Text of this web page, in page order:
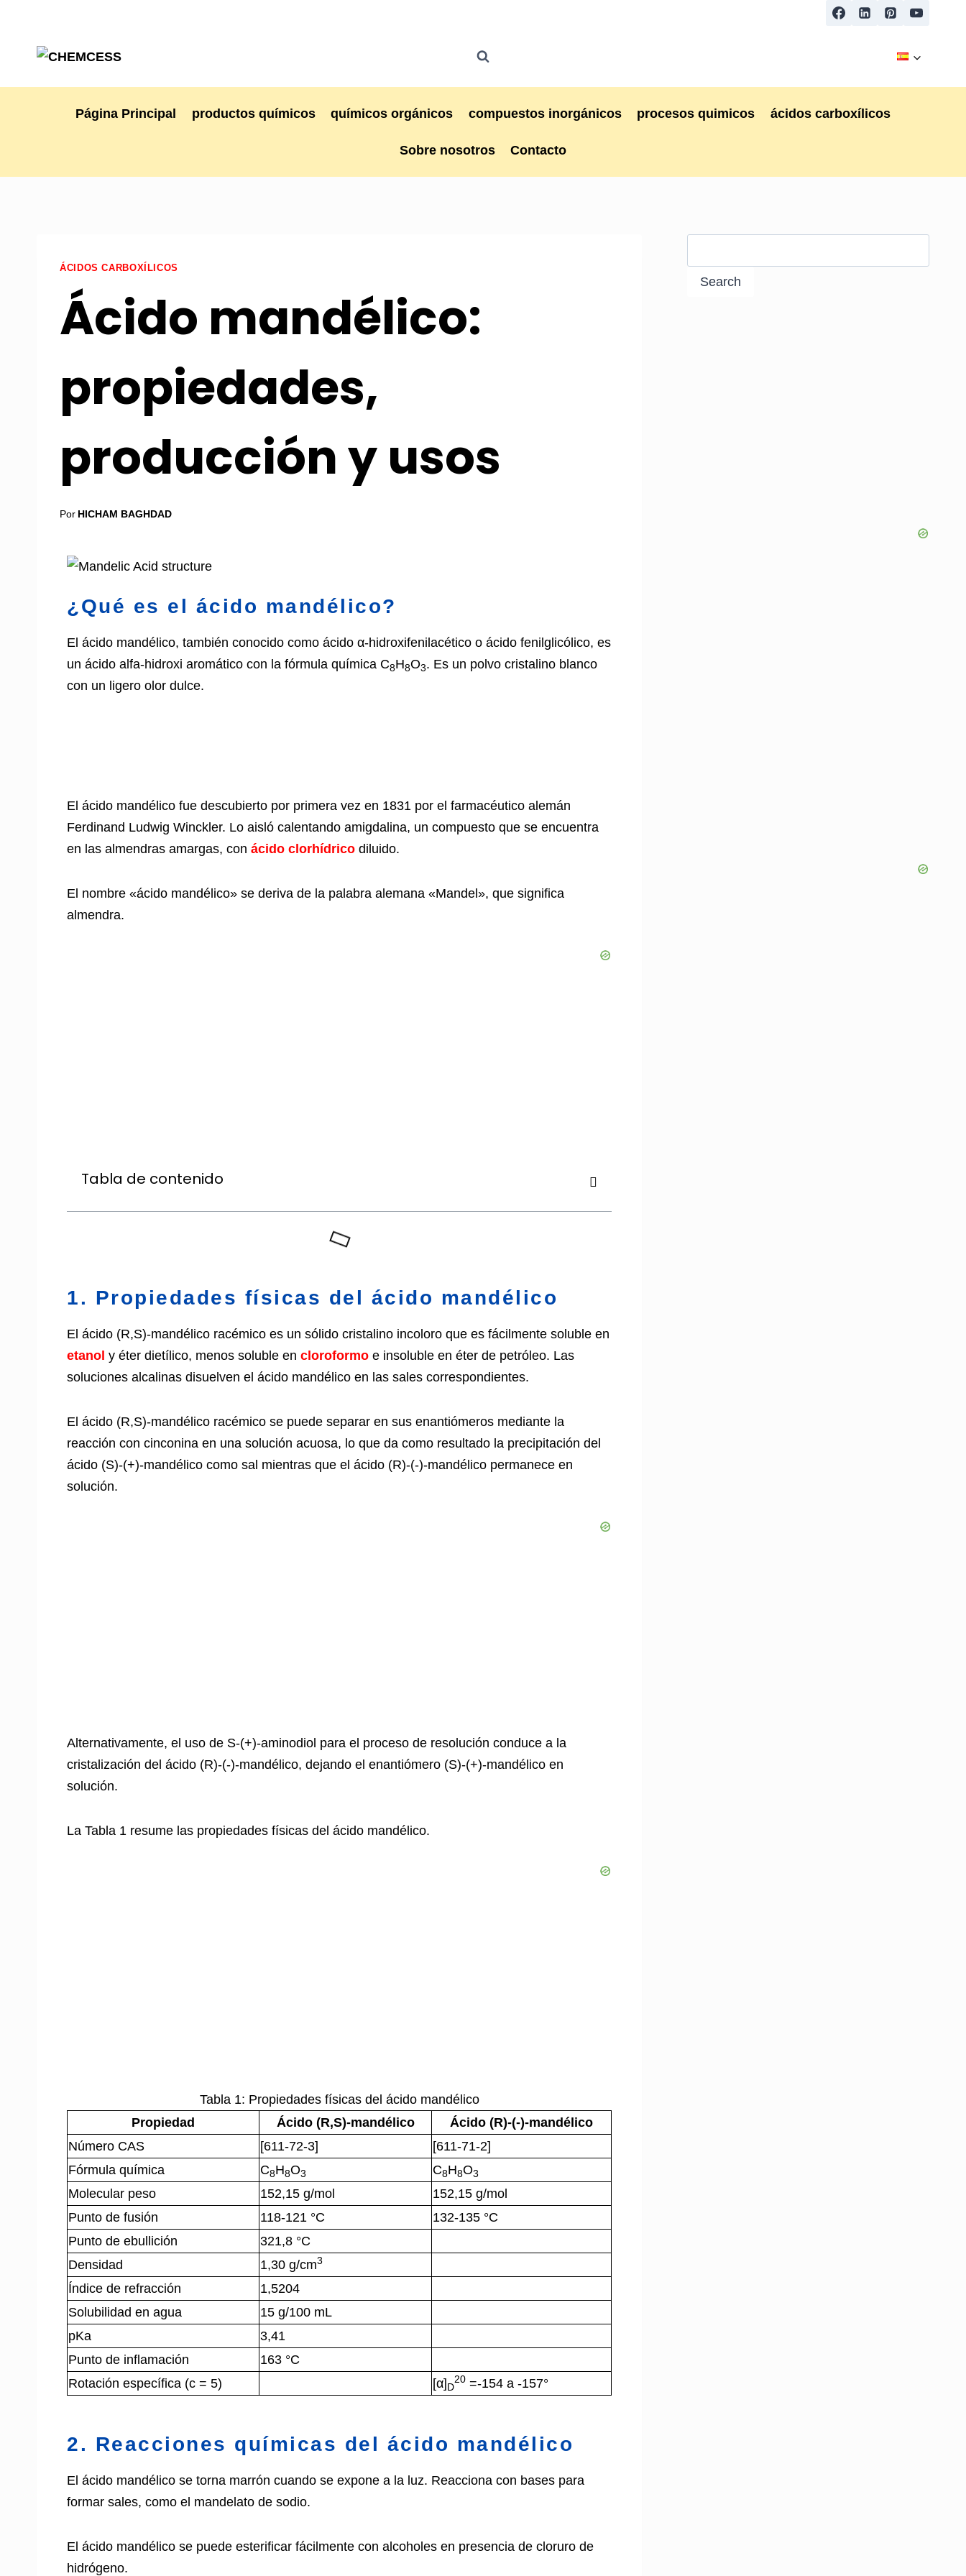
Página Principal productos químicos químicos orgánicos compuestos inorgánicos procesos quimicos ácidos carboxílicos
Sobre nosotros Contacto
ÁCIDOS CARBOXÍLICOS
Ácido mandélico:
propiedades,
producción y usos
Por HICHAM BAGHDAD
¿Qué es el ácido mandélico?
El ácido mandélico, también conocido como ácido α-hidroxifenilacético o ácido fenilglicólico, es
un ácido alfa-hidroxi aromático con la fórmula química C8H8O3. Es un polvo cristalino blanco
con un ligero olor dulce.
El ácido mandélico fue descubierto por primera vez en 1831 por el farmacéutico alemán
Ferdinand Ludwig Winckler. Lo aisló calentando amigdalina, un compuesto que se encuentra
en las almendras amargas, con ácido clorhídrico diluido.
El nombre «ácido mandélico» se deriva de la palabra alemana «Mandel», que significa
almendra.
Tabla de contenido
1. Propiedades físicas del ácido mandélico
El ácido (R,S)-mandélico racémico es un sólido cristalino incoloro que es fácilmente soluble en
etanol y éter dietílico, menos soluble en cloroformo e insoluble en éter de petróleo. Las
soluciones alcalinas disuelven el ácido mandélico en las sales correspondientes.
El ácido (R,S)-mandélico racémico se puede separar en sus enantiómeros mediante la
reacción con cinconina en una solución acuosa, lo que da como resultado la precipitación del
ácido (S)-(+)-mandélico como sal mientras que el ácido (R)-(-)-mandélico permanece en
solución.
Alternativamente, el uso de S-(+)-aminodiol para el proceso de resolución conduce a la
cristalización del ácido (R)-(-)-mandélico, dejando el enantiómero (S)-(+)-mandélico en
solución.
La Tabla 1 resume las propiedades físicas del ácido mandélico.
Tabla 1: Propiedades físicas del ácido mandélico
Propiedad
Ácido (R,S)-mandélico
Ácido (R)-(-)-mandélico
Número CAS
[611-72-3]
[611-71-2]
Fórmula química
C8H8O3 C8H8O3
Molecular peso 152,15 g/mol
152,15 g/mol
Punto de fusión
118-121 °C
132-135 °C
Punto de ebullición
321,8 °C
Densidad
1,30 g/cm3
Índice de refracción
1,5204
Solubilidad en agua
15 g/100 mL
pKa
3,41
Punto de inflamación
163 °C
Rotación específica (c = 5)
[α] D
20 =-154 a -157°
2. Reacciones químicas del ácido mandélico
El ácido mandélico se torna marrón cuando se expone a la luz. Reacciona con bases para
formar sales, como el mandelato de sodio.
El ácido mandélico se puede esterificar fácilmente con alcoholes en presencia de cloruro de
hidrógeno.
Search